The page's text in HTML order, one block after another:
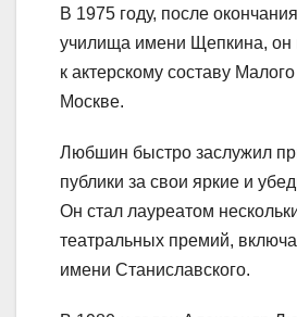
В 1975 году, после
училища имени Щепкина, он
к актерскому составу
Москве.
Любшин быстро заслужил
публики за свои яркие и
Он стал лауреатом
театральных премий,
имени Станиславского.